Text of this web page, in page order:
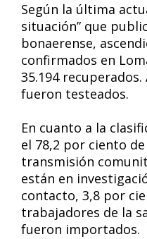
Según la última
situación” que
bonaerense,
confirmados en
35.194 recuperados.
fueron testeados.
En cuanto a la
el 78,2 por ciento
transmisión
están en
contacto, 3,8 por
trabajadores de la
fueron importados.